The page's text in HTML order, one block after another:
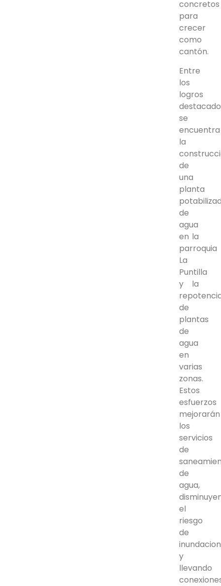
concretos
para
crecer
como
cantón.
Entre
los
logros
se
encuentra
la
de
una
planta
de
agua
en la
parroquia
La
Puntilla
y la
de
plantas
de
agua
en
varias
zonas.
Estos
esfuerzos
mejorarán
los
servicios
de
de
agua,
el
riesgo
de
y
llevando